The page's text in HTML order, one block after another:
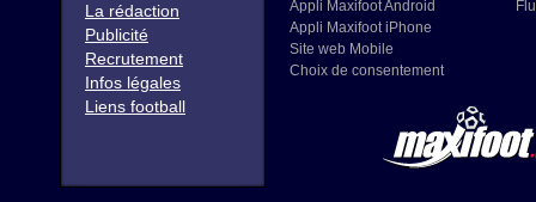
La rédaction
Publicité
Recrutement
Infos légales
Liens football
Appli Maxifoot Android
Appli Maxifoot iPhone
Site web Mobile
Choix de consentement